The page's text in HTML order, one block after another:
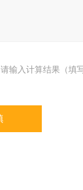
请输入计算结果（填